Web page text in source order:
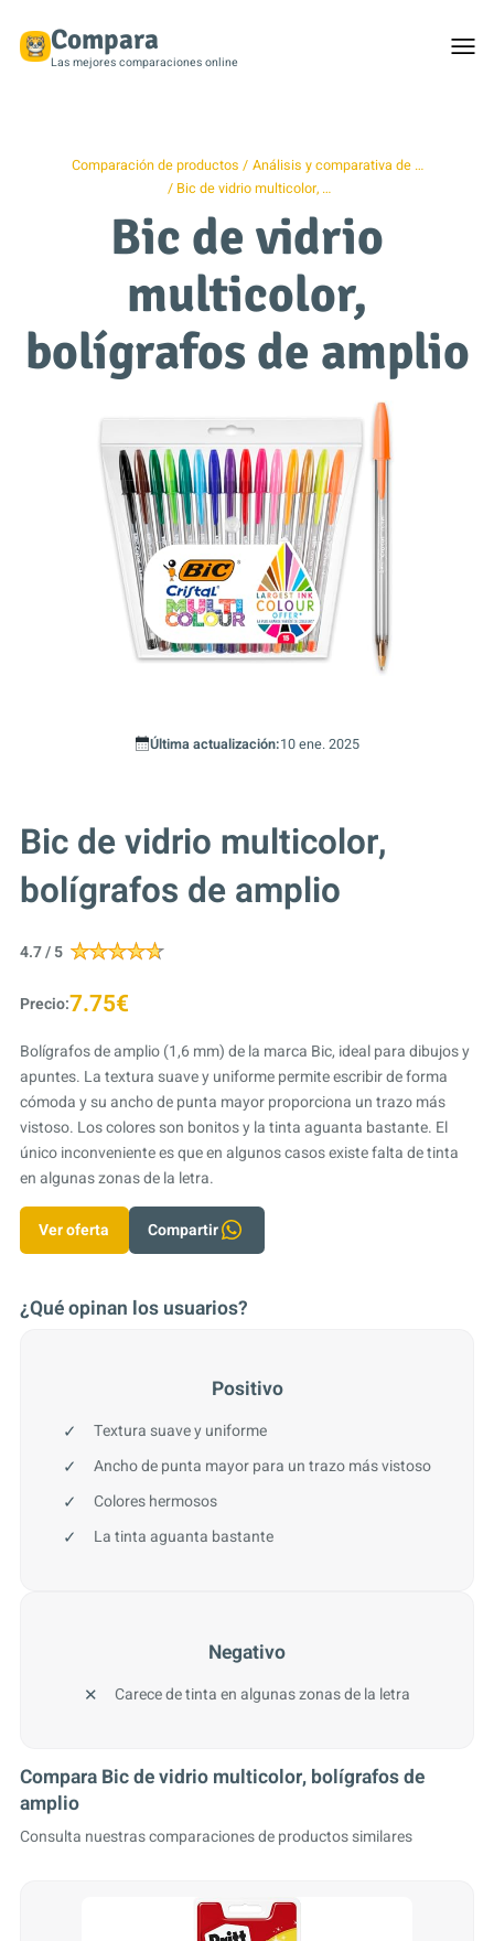
Compara
Las mejores comparaciones online
Comparación de productos
Análisis y comparativa de …
Bic de vidrio multicolor, …
Bic de vidrio
multicolor,
bolígrafos de amplio
Última actualización:10 ene. 2025
Bic de vidrio multicolor,
bolígrafos de amplio
4.7 / 5
Precio:7.75€
Bolígrafos de amplio (1,6 mm) de la marca Bic, ideal para dibujos y
apuntes. La textura suave y uniforme permite escribir de forma
cómoda y su ancho de punta mayor proporciona un trazo más
vistoso. Los colores son bonitos y la tinta aguanta bastante. El
único inconveniente es que en algunos casos existe falta de tinta
en algunas zonas de la letra.
Ver oferta Compartir
¿Qué opinan los usuarios?
Positivo
Textura suave y uniforme
Ancho de punta mayor para un trazo más vistoso
Colores hermosos
La tinta aguanta bastante
Negativo
Carece de tinta en algunas zonas de la letra
Compara Bic de vidrio multicolor, bolígrafos de
amplio
Consulta nuestras comparaciones de productos similares